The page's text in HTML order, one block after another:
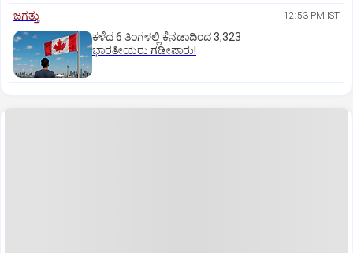
ಜಗತ್ತು 12:53 PM IST
ಕಳೆದ 6 ತಿಂಗಳಲ್ಲಿ ಕೆನಡಾದಿಂದ 3,323
ಭಾರತೀಯರು ಗಡೀಪಾರು!